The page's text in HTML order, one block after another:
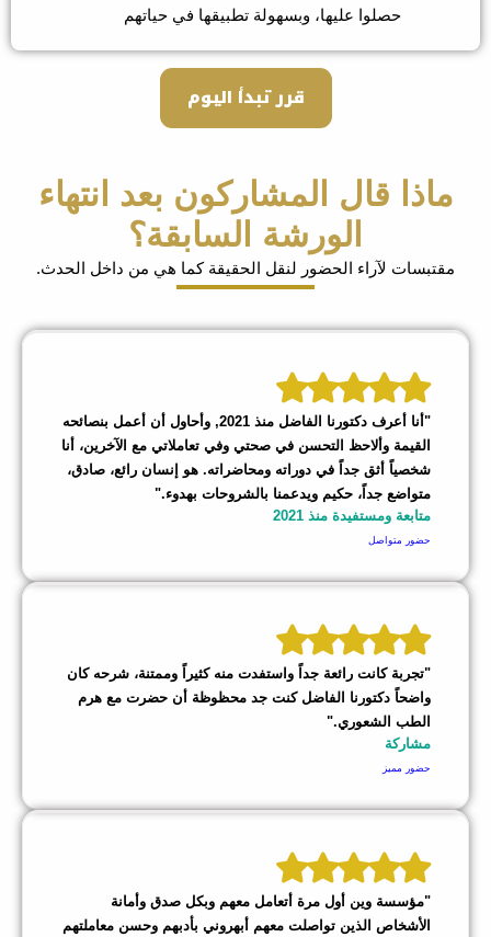
حصلوا عليها، وبسهولة تطبيقها في حياتهم
قرر تبدأ اليوم
قال المشاركون بعد انتهاء
الورشة السابقة؟
لآراء الحضور لنقل الحقيقة كما هي من داخل الحدث.
"أنا أعرف دكتورنا الفاضل منذ 2021, وأحاول أن أعمل بنصائحه
القيمة وألاحظ التحسن في صحتي وفي تعاملاتي مع الآخرين، أنا
شخصياً أثق جداً في دوراته ومحاضراته. هو إنسان رائع، صادق،
متواضع جداً، حكيم ويدعمنا بالشروحات بهدوء."
متابعة ومستفيدة منذ 2021
حضور متواصل
"تجربة كانت رائعة جداً واستفدت منه كثيراً وممتنة، شرحه كان
واضحاً دكتورنا الفاضل كنت جد محظوظة أن حضرت مع هرم
الطب الشعوري."
"مؤسسة وين أول مرة أتعامل معهم وبكل صدق وأمانة
الأشخاص الذين تواصلت معهم أبهروني بأدبهم وحسن معاملتهم